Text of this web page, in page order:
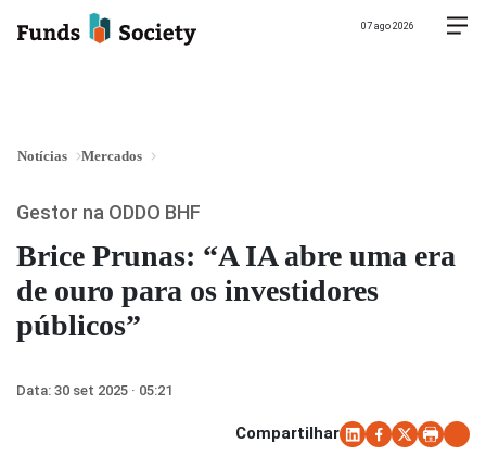
07 ago 2026
Notícias Mercados
Brice Prunas: “A IA abre uma era
de ouro para os investidores
públicos”
Gestor na ODDO BHF
Data: 30 set 2025 · 05:21
Compartilhar